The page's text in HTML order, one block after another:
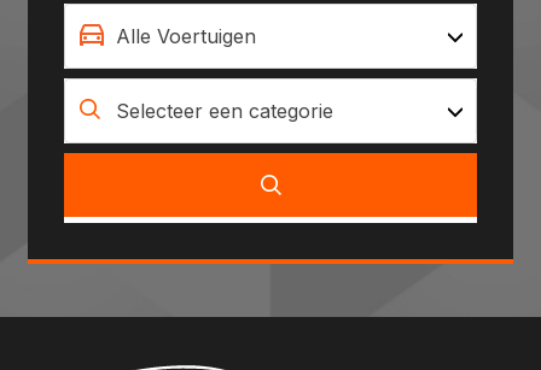
Alle Voertuigen
Selecteer een categorie